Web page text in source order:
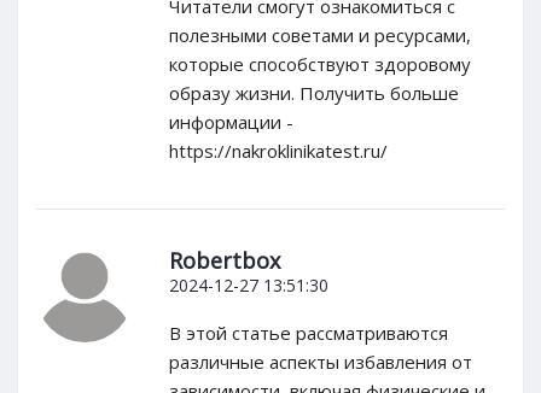
Читатели смогут ознакомиться с
полезными советами и ресурсами,
которые способствуют здоровому
образу жизни. Получить больше
информации -
https://nakroklinikatest.ru/
Robertbox
2024-12-27 13:51:30
В этой статье рассматриваются
различные аспекты избавления от